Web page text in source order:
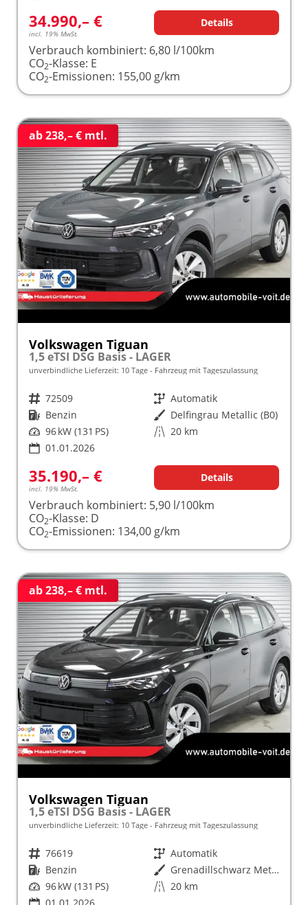
34.990,– €
incl. 19% MwSt.
Details
Verbrauch kombiniert: 6,80 l/100km
CO2-Klasse: E
CO2-Emissionen: 155,00 g/km
ab 238,– € mtl.
Volkswagen Tiguan
1,5 eTSI DSG Basis - LAGER
unverbindliche Lieferzeit: 10 Tage Fahrzeug mit Tageszulassung
Fahrzeugnr. 72509 Getriebe Automatik
Kraftstoff Benzin Außenfarbe Delfingrau Metallic (B0)
Leistung 96 kW (131 PS) Kilometerstand 20 km
01.01.2026
35.190,– €
incl. 19% MwSt.
Details
Verbrauch kombiniert: 5,90 l/100km
CO2-Klasse: D
CO2-Emissionen: 134,00 g/km
ab 238,– € mtl.
Volkswagen Tiguan
1,5 eTSI DSG Basis - LAGER
unverbindliche Lieferzeit: 10 Tage Fahrzeug mit Tageszulassung
Fahrzeugnr. 76619 Getriebe Automatik
Kraftstoff Benzin Außenfarbe
Grenadillschwarz Metallic (0E)
Leistung 96 kW (131 PS) Kilometerstand 20 km
01.01.2026